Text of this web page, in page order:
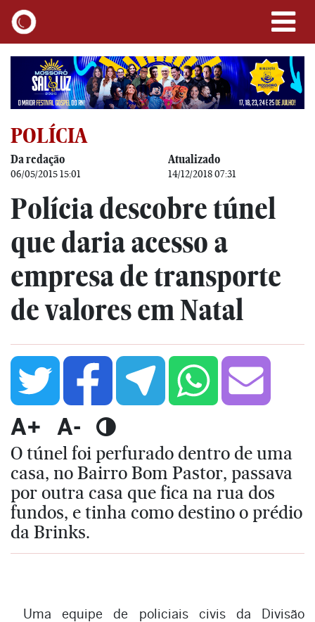
POLÍCIA
Da redação
06/05/2015 15:01
Atualizado
14/12/2018 07:31
Polícia descobre túnel
que daria acesso a
empresa de transporte
de valores em Natal
A+ A-
O túnel foi perfurado dentro de uma
casa, no Bairro Bom Pastor, passava
por outra casa que fica na rua dos
fundos, e tinha como destino o prédio
da Brinks.
Uma equipe de policiais civis da Divisão